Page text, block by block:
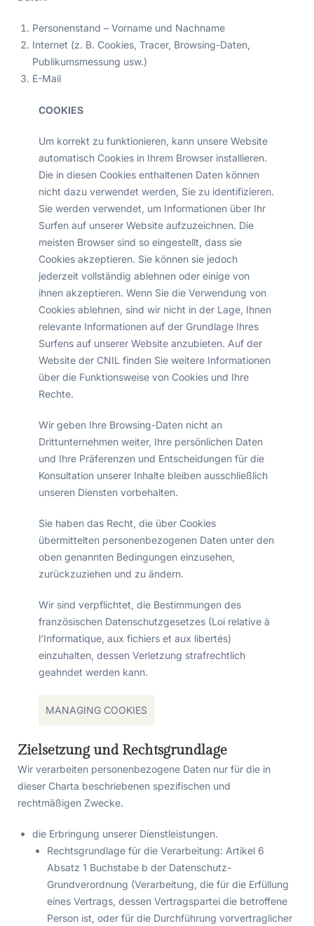
Personenstand – Vorname und Nachname
Internet (z. B. Cookies, Tracer, Browsing-Daten,
Publikumsmessung usw.)
E-Mail
COOKIES
Um korrekt zu funktionieren, kann unsere Website
automatisch Cookies in Ihrem Browser installieren.
Die in diesen Cookies enthaltenen Daten können
nicht dazu verwendet werden, Sie zu identifizieren.
Sie werden verwendet, um Informationen über Ihr
Surfen auf unserer Website aufzuzeichnen. Die
meisten Browser sind so eingestellt, dass sie
Cookies akzeptieren. Sie können sie jedoch
jederzeit vollständig ablehnen oder einige von
ihnen akzeptieren. Wenn Sie die Verwendung von
Cookies ablehnen, sind wir nicht in der Lage, Ihnen
relevante Informationen auf der Grundlage Ihres
Surfens auf unserer Website anzubieten. Auf der
Website der CNIL finden Sie weitere Informationen
über die Funktionsweise von Cookies und Ihre
Rechte.
Wir geben Ihre Browsing-Daten nicht an
Drittunternehmen weiter, Ihre persönlichen Daten
und Ihre Präferenzen und Entscheidungen für die
Konsultation unserer Inhalte bleiben ausschließlich
unseren Diensten vorbehalten.
Sie haben das Recht, die über Cookies
übermittelten personenbezogenen Daten unter den
oben genannten Bedingungen einzusehen,
zurückzuziehen und zu ändern.
Wir sind verpflichtet, die Bestimmungen des
französischen Datenschutzgesetzes (Loi relative à
l’Informatique, aux fichiers et aux libertés)
einzuhalten, dessen Verletzung strafrechtlich
geahndet werden kann.
MANAGING COOKIES
Zielsetzung und Rechtsgrundlage
Wir verarbeiten personenbezogene Daten nur für die in
dieser Charta beschriebenen spezifischen und
rechtmäßigen Zwecke.
die Erbringung unserer Dienstleistungen.
Rechtsgrundlage für die Verarbeitung: Artikel 6
Absatz 1 Buchstabe b der Datenschutz-
Grundverordnung (Verarbeitung, die für die Erfüllung
eines Vertrags, dessen Vertragspartei die betroffene
Person ist, oder für die Durchführung vorvertraglicher